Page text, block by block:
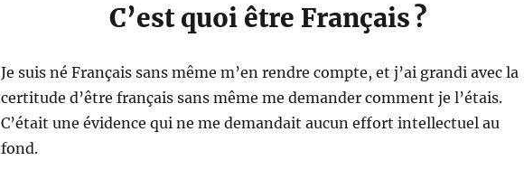
C’est quoi être Français ?
Je suis né Français sans même m’en rendre compte, et j’ai grandi avec la
certitude d’être français sans même me demander comment je l’étais.
C’était une évidence qui ne me demandait aucun effort intellectuel au
fond.